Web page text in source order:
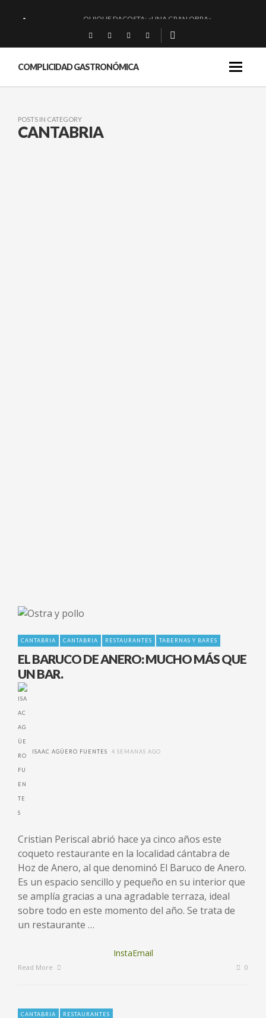
QUIQUE DACOSTA: «UNA GRAN OBRA»
EL BARUCO DE ANERO: MUCHO MÁS QUE UN BAR.
MONTIA: ESENCIAL Y BRILLANTE.
COMPLICIDAD GASTRONÓMICA
POSTS IN CATEGORY
CANTABRIA
CANTABRIA CANTABRIA RESTAURANTES TABERNAS Y BARES
EL BARUCO DE ANERO: MUCHO MÁS QUE
UN BAR.
ISAAC AGÜERO FUENTES 4 SEMANAS AGO
Cristian Periscal abrió hace ya cinco años este
coqueto restaurante en la localidad cántabra de
Hoz de Anero, al que denominó El Baruco de Anero.
Es un espacio sencillo y pequeño en su interior que
se amplía gracias a una agradable terraza, ideal
sobre todo en este momento del año. Se trata de
un restaurante …
InstaEmail
Read More 0
CANTABRIA RESTAURANTES